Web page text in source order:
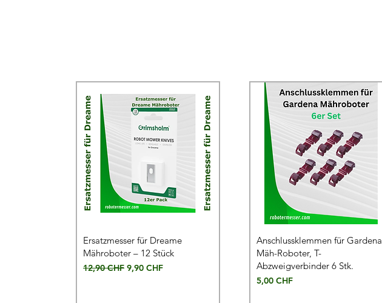
Ersatzmesser für Dreame
Mähroboter – 12 Stück
Standardpreis
12,90 CHF Sale-Preis
9,90 CHF
Anschlussklemmen für Gardena
Mäh-Roboter, T-
Abzweigverbinder 6 Stk.
Preis
5,00 CHF